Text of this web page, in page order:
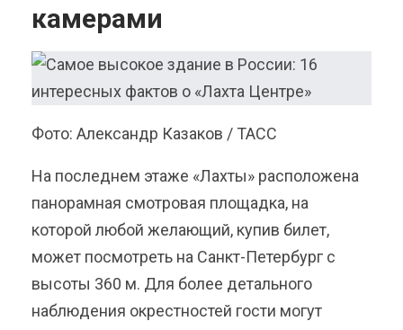
камерами
Фото: Александр Казаков / ТАСС
На последнем этаже «Лахты» расположена
панорамная смотровая площадка, на
которой любой желающий, купив билет,
может посмотреть на Санкт-Петербург с
высоты 360 м. Для более детального
наблюдения окрестностей гости могут